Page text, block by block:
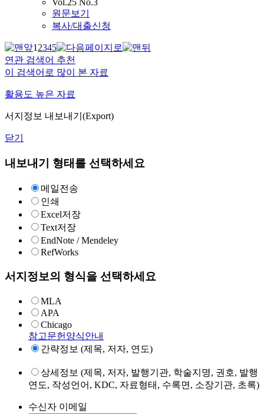
Vol.25 No.3
원문보기
복사/대출신청
12345
연관 검색어 추천
이 검색어로 많이 본 자료
활용도 높은 자료
서지정보 내보내기(Export)
닫기
내보내기 형태를 선택하세요
메일전송
인쇄
Excel저장
Text저장
EndNote / Mendeley
RefWorks
서지정보의 형식을 선택하세요
MLA
APA
Chicago
참고문헌양식안내
간략정보 (제목, 저자, 연도)
상세정보 (제목, 저자, 발행기관, 학술지명, 권호, 발행
연도, 작성언어, KDC, 자료형태, 수록면, 소장기관, 초록)
수신자 이메일